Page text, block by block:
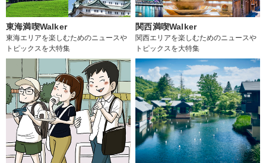
東海満喫Walker
東海エリアを楽しむためのニュースや
トピックスを大特集
関西満喫Walker
関西エリアを楽しむためのニュースや
トピックスを大特集